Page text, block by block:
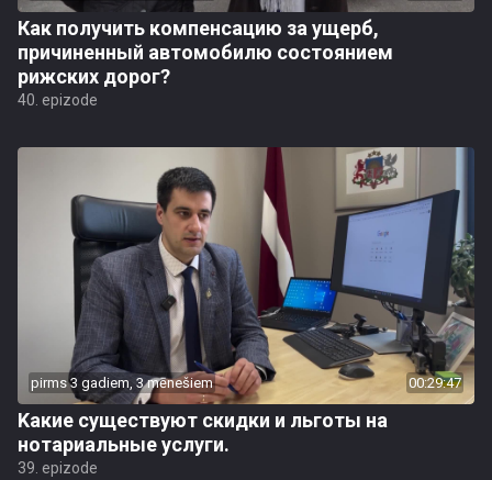
Как получить компенсацию за ущерб,
причиненный автомобилю состоянием
рижских дорог?
40. epizode
pirms 3 gadiem, 3 mēnešiem 00:29:47
Kакие существуют скидки и льготы на
нотариальные услуги.
39. epizode